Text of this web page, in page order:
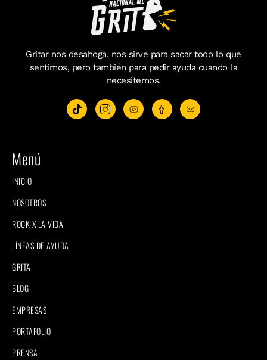
Gritar nos desahoga, nos sirve para sacar todo lo que
sentimos, pero también para pedir ayuda cuando la
necesitemos.
Menú
INICIO
NOSOTROS
ROCK X LA VIDA
LÍNEAS DE AYUDA
GRITA
BLOG
EMPRESAS
PORTAFOLIO
PRENSA